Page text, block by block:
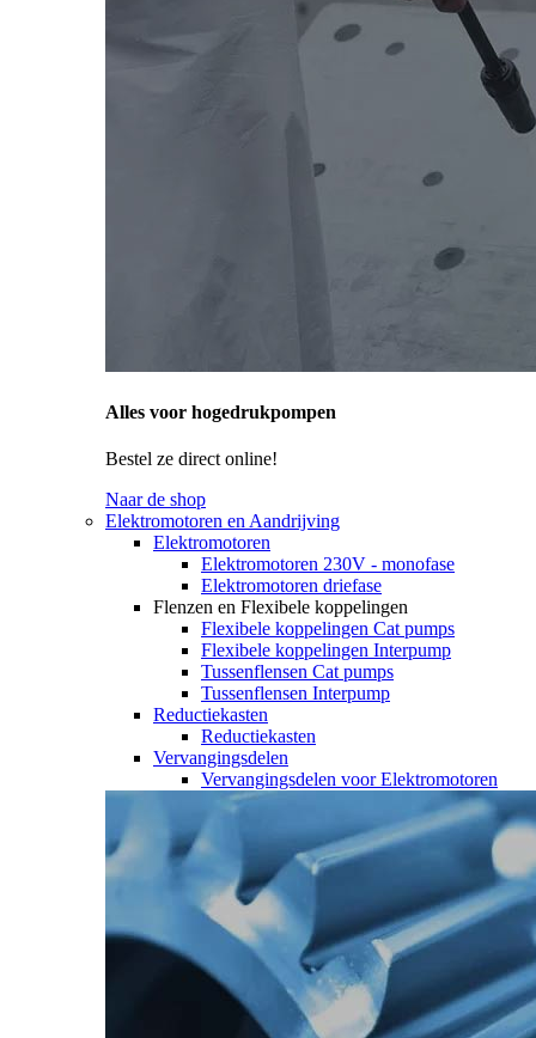
Alles voor hogedrukpompen
Bestel ze direct online!
Naar de shop
Elektromotoren en Aandrijving
Elektromotoren
Elektromotoren 230V - monofase
Elektromotoren driefase
Flenzen en Flexibele koppelingen
Flexibele koppelingen Cat pumps
Flexibele koppelingen Interpump
Tussenflensen Cat pumps
Tussenflensen Interpump
Reductiekasten
Reductiekasten
Vervangingsdelen
Vervangingsdelen voor Elektromotoren